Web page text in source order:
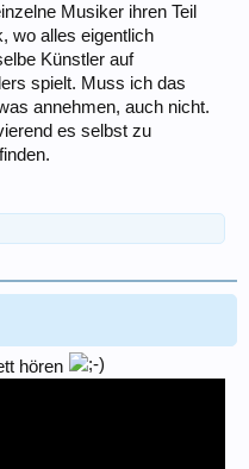
Musiker ihren Teil
wo alles eigentlich
Künstler auf
spielt. Muss ich das
annehmen, auch nicht.
es selbst zu
hören